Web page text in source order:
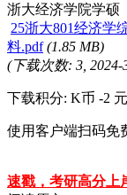
浙大经济学院学硕
25浙大801经济学
料.pdf (1.85 MB)
(下载次数: 3, 2024-
下载积分: K币 -2 元
使用客户端扫码免
速戳，考研高分上